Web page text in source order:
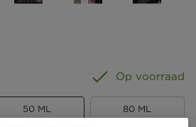
Op voorraad
50 ML 80 ML